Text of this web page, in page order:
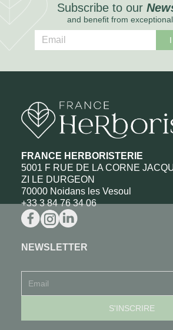
Subscribe to our
and benefit from
FRANCE HERBORISTERIE
5001 F RUE DE LA CORNE
ZI LE DURGEON
70000 Noidans les Vesoul
+33 3 84 76 34 06
NEWSLETTER